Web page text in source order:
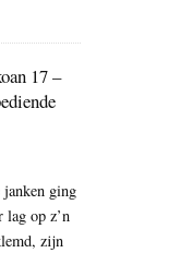
17 –
janken ging
lag op z’n
zijn